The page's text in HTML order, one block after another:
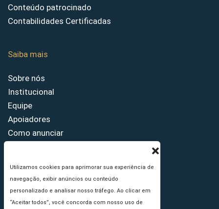
Utilizamos cookies para aprimorar sua experiência de
navegação, exibir anúncios ou conteúdo
personalizado e analisar nosso tráfego. Ao clicar em
“Aceitar todos”, você concorda com nosso uso de
Conteúdo patrocinado
Contabilidades Certificadas
Saiba mais
Sobre nós
Institucional
Equipe
Apoiadores
Como anunciar
Princípios Editoriais